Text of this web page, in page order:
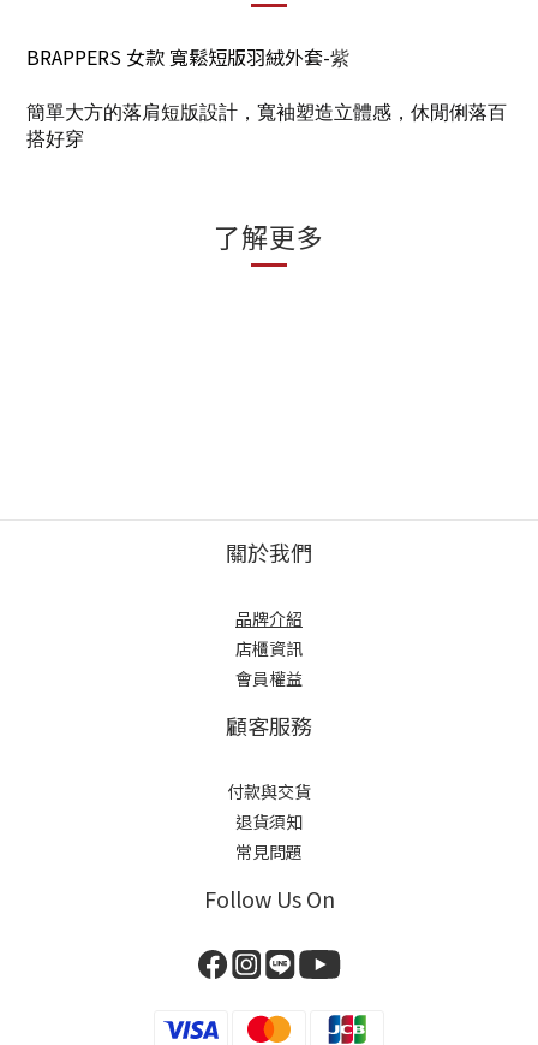
BRAPPERS 女款 寬鬆短版羽絨外套-紫
簡單大方的落肩短版設計，寬袖塑造立體感，休閒俐落百
搭好穿
了解更多
關於我們
品牌介紹
店櫃資訊
會員權益
顧客服務
付款與交貨
退貨須知
常見問題
Follow Us On